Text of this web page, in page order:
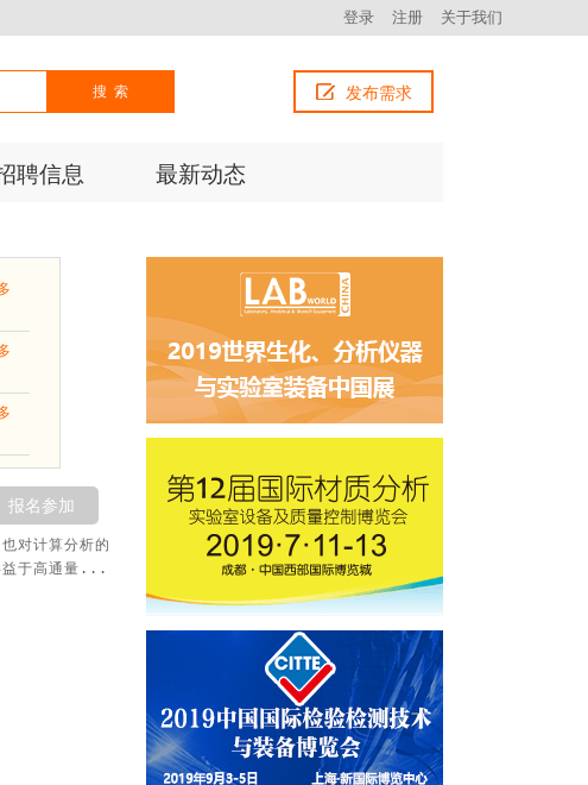
登录 注册 关于我们
搜索 发布需求
聘信息 最新动态
报名参加
对计算分析的
益于高通量...